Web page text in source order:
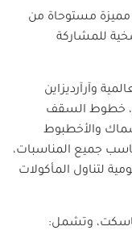
مميزة مستوحاة من
للمشاركة
وآرآرديزاين
خطوط السقف
والأخطبوط
جميع المناسبات،
لتناول المأكولات
وتشمل: